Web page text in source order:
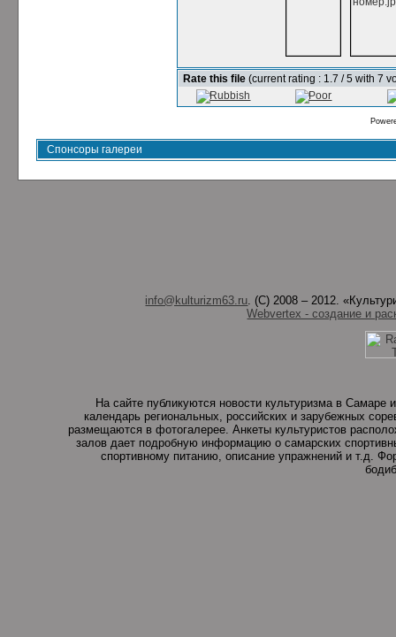
Rate this file (current rating : 1.7 / 5 with 7
Спонсоры галереи
info@kulturizm63.ru. (C) 2008 – 2012.
Webvertex - создание и
На сайте публикуются новости культуризма в
календарь региональных, российских и зарубежных
размещаются в фотогалерее. Анкеты культуристов
залов дает подробную информацию о самарских
спортивному питанию, описание упражнений и т.д.